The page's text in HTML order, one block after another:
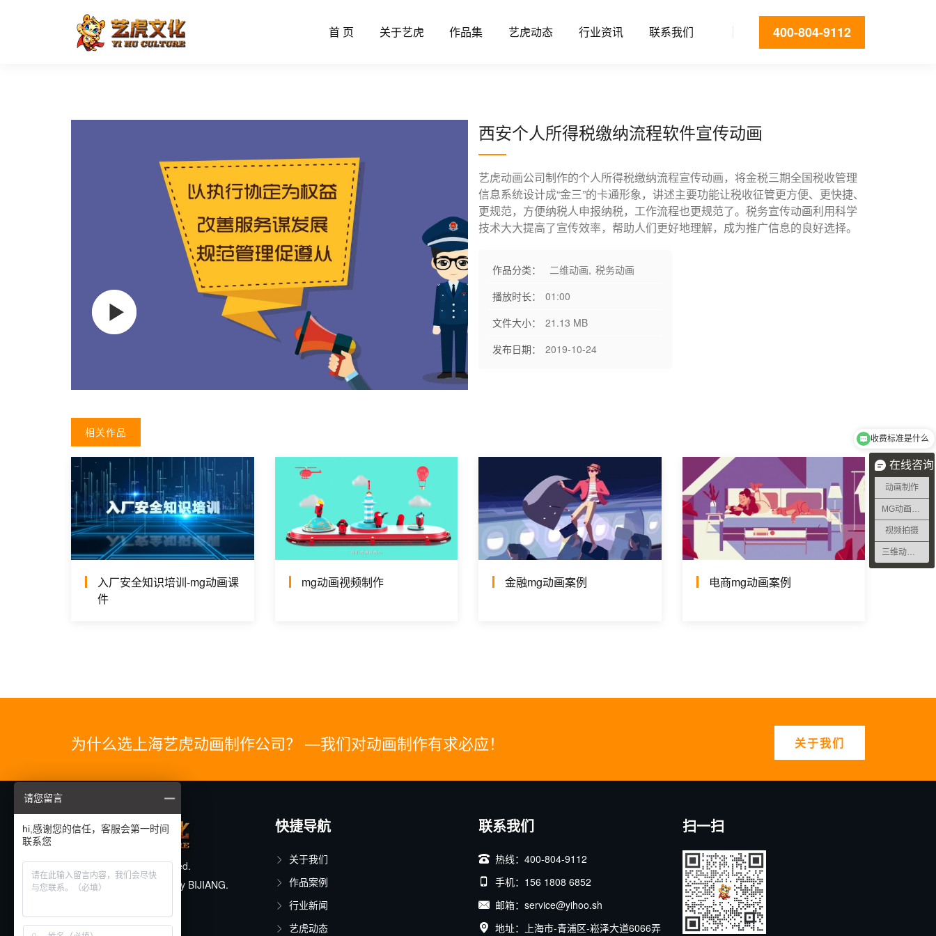
首 页 关于艺虎 作品集 艺虎动态 行业资讯 联系我们 400-804-9112
西安个人所得税缴纳流程软件宣传动画
西安个人所得税缴纳流程软件宣传动画
艺虎动画公司制作的个人所得税缴纳流程宣传动画，将金税三期全国税收管理
信息系统设计成“金三”的卡通形象，讲述主要功能让税收征管更方便、更快捷、
更规范，方便纳税人申报纳税，工作流程也更规范了。税务宣传动画利用科学
技术大大提高了宣传效率，帮助人们更好地理解，成为推广信息的良好选择。
作品分类： 二维动画, 税务动画
播放时长：
01:00
文件大小：
21.13 MB
发布日期：
2019-10-24
相关作品
入厂安全知识培训-mg动画课
件
mg动画视频制作 金融mg动画案例 电商mg动画案例
为什么选上海艺虎动画制作公司？ —我们对动画制作有求必应！ 关于我们
© 2025. All rights reserved.
Designed & Developed by BIJIANG.
快捷导航
关于我们
作品案例
行业新闻
艺虎动态
联系我们
热线：400-804-9112
手机：156 1808 6852
邮箱：service@yihoo.sh
地址：上海市-青浦区-崧泽大道6066弄
扫一扫
在线咨询
动画制作
MG动画制作
视频拍摄
三维动画制作
收费标准是什么
请您留言
hi,感谢您的信任，客服会第一时间
联系您